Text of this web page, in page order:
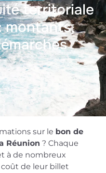
territoriale
montants,
sur le bon de
Réunion ? Chaque
à de nombreux
de leur billet